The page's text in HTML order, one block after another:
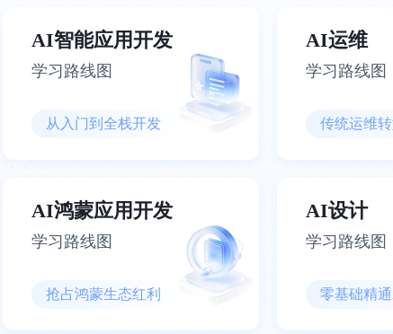
AI智能应用开发
学习路线图
从入门到全栈开发
AI运维
学习路线图
传统运维
AI鸿蒙应用开发
学习路线图
抢占鸿蒙生态红利
AI设计
学习路线图
零基础精